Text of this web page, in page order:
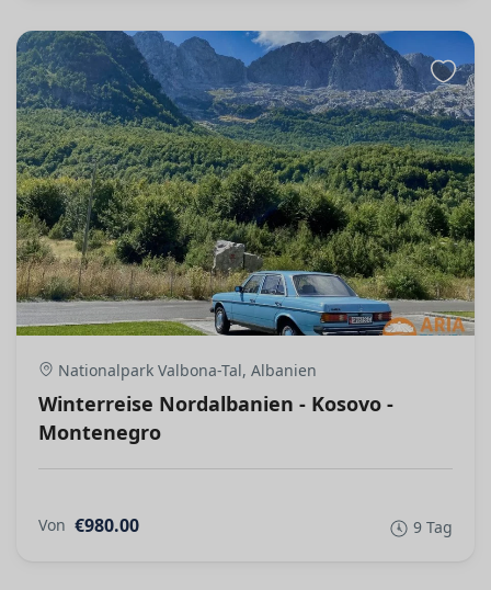
Nationalpark Valbona-Tal, Albanien
Winterreise Nordalbanien - Kosovo -
Montenegro
Von €980.00 9 Tag